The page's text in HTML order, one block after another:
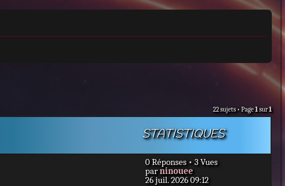
22 sujets • Page1sur1
STATISTIQUES
0 Réponses • 3 Vues
D
e
parninouee
26 juil. 2026 09:12